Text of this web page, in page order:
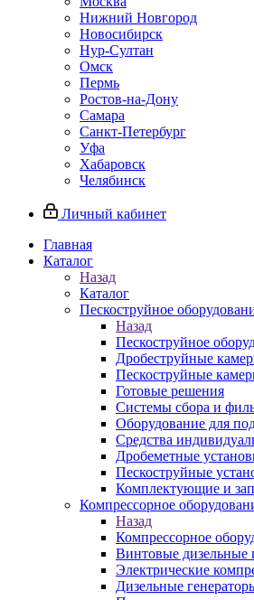
Нижний Новгород
Новосибирск
Нур-Султан
Омск
Пермь
Ростов-на-Дону
Самара
Санкт-Петербург
Уфа
Хабаровск
Челябинск
Личный кабинет
Главная
Каталог
Назад
Каталог
Пескоструйное
Назад
Пескоструйное
Дробеструйные
Пескоструйные
Готовые решения
Системы сбора и
Оборудование для
Средства
Дробеметные
Пескоструйные
Комплектующие и
Компрессорное
Назад
Компрессорное
Винтовые дизельные
Электрические
Дизельные